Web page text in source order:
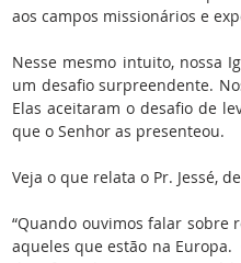
aos campos missionários e
Nesse mesmo intuito, nossa
um desafio surpreendente.
Elas aceitaram o desafio de
que o Senhor as presenteou.
Veja o que relata o Pr. Jessé,
“Quando ouvimos falar sobre
aqueles que estão na